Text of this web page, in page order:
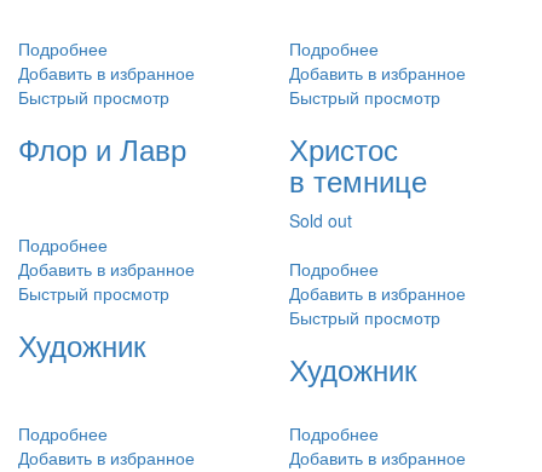
Подробнее
Добавить в избранное
Быстрый просмотр
Флор и Лавр
Подробнее
Добавить в избранное
Быстрый просмотр
Христос
в темнице
Подробнее
Добавить в избранное
Быстрый просмотр
Художник
Sold out
Подробнее
Добавить в избранное
Быстрый просмотр
Художник
Подробнее
Добавить в избранное
Подробнее
Добавить в избранное